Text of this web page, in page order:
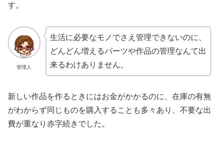
す。
管理人
生活に必要なモノでさえ管理できないのに、
どんどん増えるパーツや作品の管理なんて出
来るわけありません。
新しい作品を作るときにはお金がかかるのに、在庫の有無
がわからず同じものを購入することも多々あり、不要な出
費が重なり赤字続きでした。